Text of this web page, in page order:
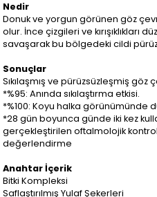
Nedir
Donuk ve yorgun görünen göz
olur. İnce çizgileri ve kırışıklıkları
savaşarak bu bölgedeki cildi
Sonuçlar
Sıkılaşmış ve pürüzsüzleşmiş göz
*%95: Anında sıkılaştırma etkisi.
*%100: Koyu halka görünümünde
*28 gün boyunca günde iki kez
gerçekleştirilen oftalmolojik
değerlendirme
Anahtar İçerik
Bitki Kompleksi
Saflaştırılmış Yulaf Şekerleri